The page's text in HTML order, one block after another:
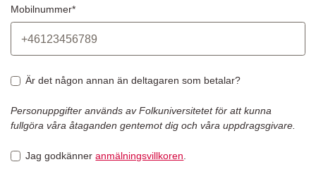
Mobilnummer*
Är det någon annan än deltagaren som betalar?
Personuppgifter används av Folkuniversitetet för att kunna
fullgöra våra åtaganden gentemot dig och våra uppdragsgivare.
Jag godkänneranmälningsvillkoren